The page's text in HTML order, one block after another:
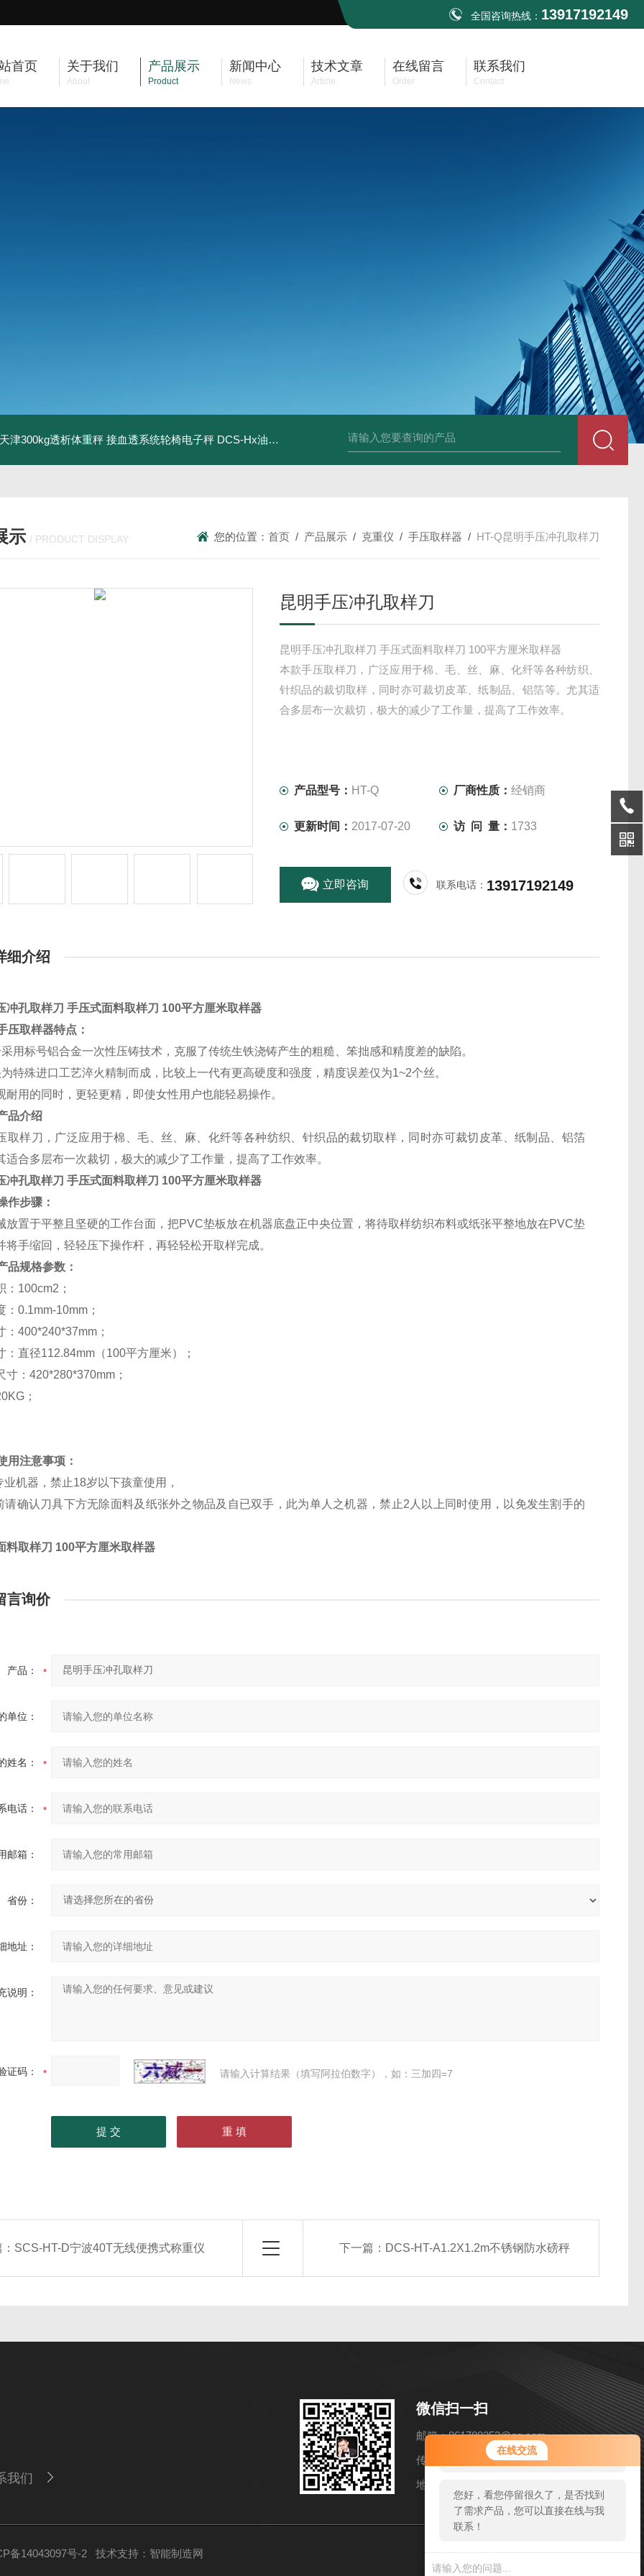
在线交流
您好！欢迎前来咨询，很高兴为您
服务，请问您要咨询什么问题呢？
您好，看您停留很久了，是否找到
了需求产品，您可以直接在线与我
联系！
全国咨询热线： 13917192149
首页 关于我们
About
产品展示
Product
新闻中心
News
技术文章
Article
在线留言
Order
联系我们
Contact
津300kg透析体重秤 接血透系统轮椅电子秤 DCS-Hx油桶搬运车电子秤 上海350kg防爆倒桶称 HT808300kg带座椅轮椅秤 血透室轮椅
示 / PRODUCT DISPLAY 您的位置： 首页 / 产品展示 / 克重仪 / 手压取样器 / HT-Q昆明手压冲孔取样刀
昆明手压冲孔取样刀
昆明手压冲孔取样刀 手压式面料取样刀 100平方厘米取样器
本款手压取样刀，广泛应用于棉、毛、丝、麻、化纤等各种纺织、
针织品的裁切取样，同时亦可裁切皮革、纸制品、铝箔等。尤其适
合多层布一次裁切，极大的减少了工作量，提高了工作效率。
产品型号： HT-Q 厂商性质：经销商
更新时间： 2017-07-20 访 问 量： 1733
立即咨询 联系电话： 13917192149
细介绍
冲孔取样刀 手压式面料取样刀 100平方厘米取样器
压取样器特点：
用标号铝合金一次性压铸技术，克服了传统生铁浇铸产生的粗糙、笨拙感和精度差的缺陷。
特殊进口工艺淬火精制而成，比较上一代有更高硬度和强度，精度误差仅为1~2个丝。
耐用的同时，更轻更精，即使女性用户也能轻易操作。
品介绍
取样刀，广泛应用于棉、毛、丝、麻、化纤等各种纺织、针织品的裁切取样，同时亦可裁切皮革、纸制品、铝箔
适合多层布一次裁切，极大的减少了工作量，提高了工作效率。
冲孔取样刀 手压式面料取样刀 100平方厘米取样器
作步骤：
放置于平整且坚硬的工作台面，把PVC垫板放在机器底盘正中央位置，将待取样纺织布料或纸张平整地放在PVC垫
将手缩回，轻轻压下操作杆，再轻轻松开取样完成。
品规格参数：
：100cm2；
：0.1mm-10mm；
：400*240*37mm；
：直径112.84mm（100平方厘米）；
寸：420*280*370mm；
；
用注意事项：
业机器，禁止18岁以下孩童使用，
请确认刀具下方无除面料及纸张外之物品及自已双手，此为单人之机器，禁止2人以上同时使用，以免发生割手的
料取样刀 100平方厘米取样器
言询价
产品：
单位：
姓名：
电话：
邮箱：
省份：
地址：
说明：
证码： 请输入计算结果（填写阿拉伯数字），如：三加四=7
SCS-HT-D宁波40T无线便携式称重仪 下一篇： DCS-HT-A1.2X1.2m不锈钢防水磅秤
我们
微信扫一扫
邮箱：861788253@qq.com
传真：86-021-57858216
地址：上海市松江区洞泾镇长兴路652弄11号
备14043097号-2 技术支持： 智能制造网